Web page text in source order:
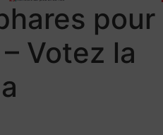
pour
Votez la